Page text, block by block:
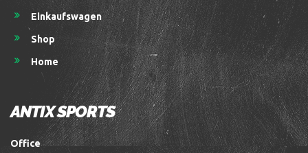
Einkaufswagen
Shop
Home
ANTIX SPORTS
Office